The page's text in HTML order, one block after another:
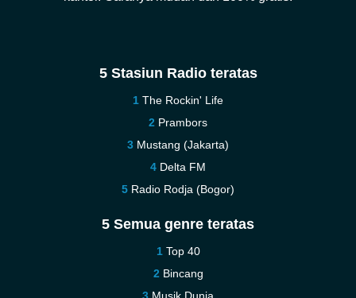
5 Stasiun Radio teratas
The Rockin' Life
Prambors
Mustang (Jakarta)
Delta FM
Radio Rodja (Bogor)
5 Semua genre teratas
Top 40
Bincang